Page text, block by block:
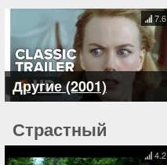
Другие (2001)
7.6
Страстный
4.2